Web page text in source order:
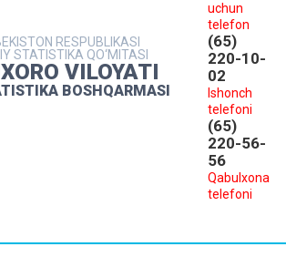
RESPUBLIKASI
STATISTIKA QO‘MITASI
VILOYATI
BOSHQARMASI
uchun
telefon
(65)
220-10-
02
Ishonch
telefoni
(65)
220-56-
56
Qabulxona
telefoni
MATBUOT XIZMATI
MUROJAATLAR